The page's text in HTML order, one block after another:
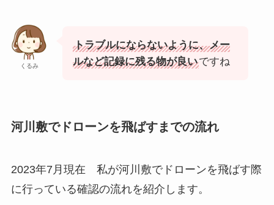
くるみ
トラブルにならないように、メー
ルなど記録に残る物が良いですね
河川敷でドローンを飛ばすまでの流れ
2023年7月現在 私が河川敷でドローンを飛ばす際
に行っている確認の流れを紹介します。